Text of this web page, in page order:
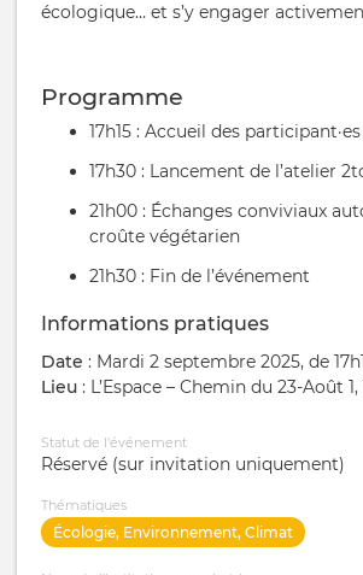
écologique… et s’y engager
Programme
17h15 : Accueil des participant·es
17h30 : Lancement de l’atelier
21h00 : Échanges conviviaux
croûte végétarien
21h30 : Fin de l’événement
Informations pratiques
Date : Mardi 2 septembre 2025, de
Lieu : L’Espace – Chemin du 23-Août
Statut de l'événement
Réservé (sur invitation uniquement)
Thématiques
Écologie, Environnement, Climat